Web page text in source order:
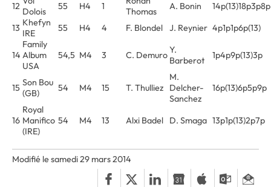
12 Dolois
55 H4 1
Thomas
A. Bonin
14p(13)18p3p8p
13 Khefyn
IRE
55 H4 4 F. Blondel J. Reynier 4p1p1p6p(13)
14
Family
Album
USA
54,5 M4 3 C. DemuroY.
Barberot
1p4p9p(13)3p
15 Son Bou
(GB)
54 M4 15 T. Thulliez
M.
Delcher-
Sanchez
16p(13)6p5p9p
16
Royal
Manifico
(IRE)
54 M4 13 Alxi Badel D. Smaga 13p1p(13)2p7p
Modifié le samedi 29 mars 2014